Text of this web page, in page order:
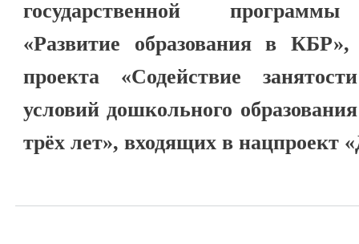
государственной
«Развитие образования в
проекта «Содействие
условий дошкольного
трёх лет», входящих в нацпроект